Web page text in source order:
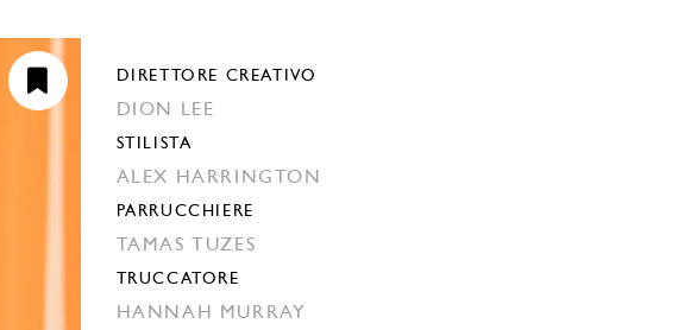
DIRETTORE CREATIVO
DION LEE
STILISTA
ALEX HARRINGTON
PARRUCCHIERE
TAMAS TUZES
TRUCCATORE
HANNAH MURRAY